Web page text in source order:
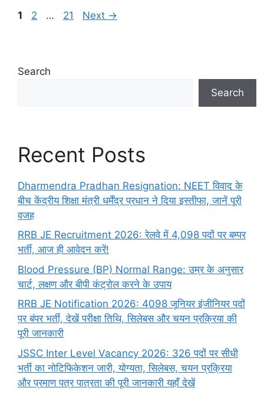
Page
1 Page
2 … Page
21 Next →
Search
Search
Recent Posts
Dharmendra Pradhan Resignation: NEET विवाद के
बीच केंद्रीय शिक्षा मंत्री धर्मेंद्र प्रधान ने दिया इस्तीफा, जानें पूरी
वजह
RRB JE Recruitment 2026: रेलवे में 4,098 पदों पर बम्पर
भर्ती, आज ही आवेदन करें!
Blood Pressure (BP) Normal Range: उम्र के अनुसार
चार्ट, लक्षण और बीपी कंट्रोल करने के उपाय
RRB JE Notification 2026: 4098 जूनियर इंजीनियर पदों
पर बंपर भर्ती, देखें परीक्षा तिथि, सिलेबस और चयन प्रक्रिया की
पूरी जानकारी
JSSC Inter Level Vacancy 2026: 326 पदों पर सीधी
भर्ती का नोटिफिकेशन जारी, योग्यता, सिलेबस, चयन प्रक्रिया
और प्रमाण पत्र पात्रता की पूरी जानकारी यहाँ देखें